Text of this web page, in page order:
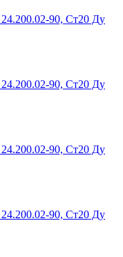
90, Ст20 Ду
90, Ст20 Ду
90, Ст20 Ду
90, Ст20 Ду